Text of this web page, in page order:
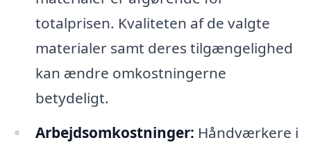
totalprisen. Kvaliteten af de valgte
materialer samt deres tilgængelighed
kan ændre omkostningerne
betydeligt.
Arbejdsomkostninger: Håndværkere i